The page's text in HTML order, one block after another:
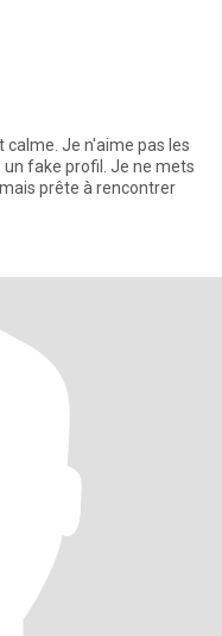
Je n'aime pas les
prête à rencontrer